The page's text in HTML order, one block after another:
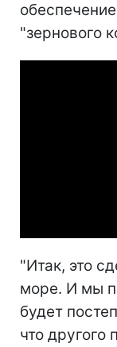
"зернового
"Итак, это
море. И мы
будет
что другого